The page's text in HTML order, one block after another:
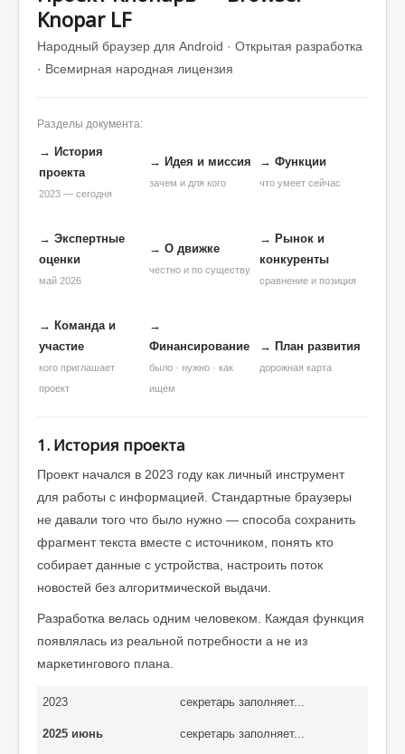
Knopar LF
Народный браузер для Android · Открытая разработка
· Всемирная народная лицензия
Разделы документа:
→ История
проекта
2023 — сегодня
→ Идея и миссия
зачем и для кого
→ Функции
что умеет сейчас
→ Экспертные
оценки
май 2026
→ О движке
честно и по существу
→ Рынок и
конкуренты
сравнение и позиция
→ Команда и
участие
кого приглашает
проект
→
Финансирование
было · нужно · как
ищем
→ План развития
дорожная карта
1. История проекта
Проект начался в 2023 году как личный инструмент
для работы с информацией. Стандартные браузеры
не давали того что было нужно — способа сохранить
фрагмент текста вместе с источником, понять кто
собирает данные с устройства, настроить поток
новостей без алгоритмической выдачи.
Разработка велась одним человеком. Каждая функция
появлялась из реальной потребности а не из
маркетингового плана.
2023 секретарь заполняет...
2025 июнь секретарь заполняет...